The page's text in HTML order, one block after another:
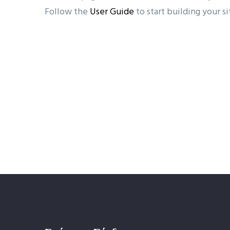
Follow the User Guideto start building your